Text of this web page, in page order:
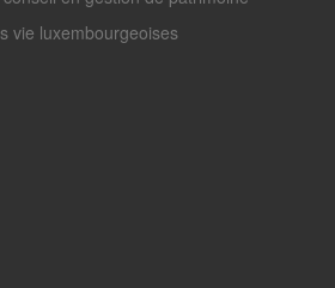
vie luxembourgeoises